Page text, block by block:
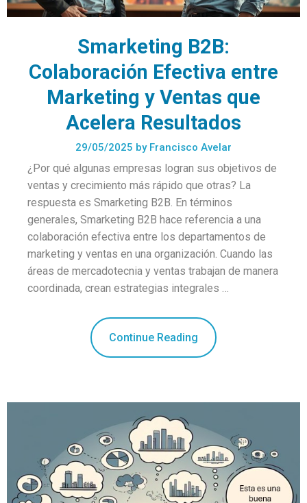
Smarketing B2B:
Colaboración Efectiva entre
Marketing y Ventas que
Acelera Resultados
29/05/2025 byFrancisco Avelar
¿Por qué algunas empresas logran sus objetivos de
ventas y crecimiento más rápido que otras? La
respuesta es Smarketing B2B. En términos
generales, Smarketing B2B hace referencia a una
colaboración efectiva entre los departamentos de
marketing y ventas en una organización. Cuando las
áreas de mercadotecnia y ventas trabajan de manera
coordinada, crean estrategias integrales …
Continue Reading